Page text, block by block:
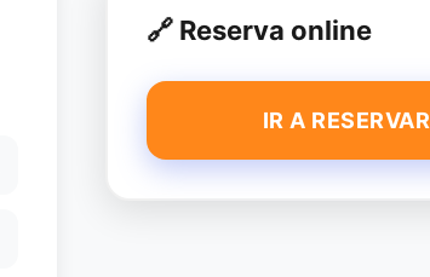
🔗 Reserva online
IR A RESERVAR